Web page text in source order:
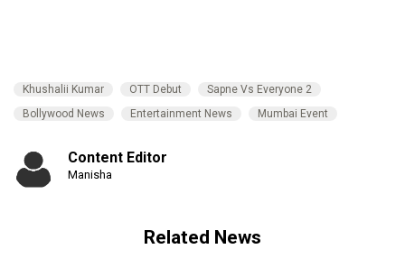
Khushalii Kumar OTT Debut
Sapne Vs Everyone 2
Bollywood News
Entertainment News Mumbai Event
Content Editor
Manisha
Related News